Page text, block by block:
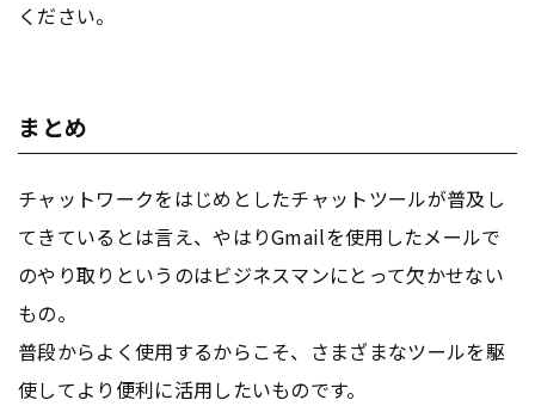
ください。
まとめ
チャットワークをはじめとしたチャットツールが普及し
てきているとは言え、やはりGmailを使用したメールで
のやり取りというのはビジネスマンにとって欠かせない
もの。
普段からよく使用するからこそ、さまざまなツールを駆
使してより便利に活用したいものです。